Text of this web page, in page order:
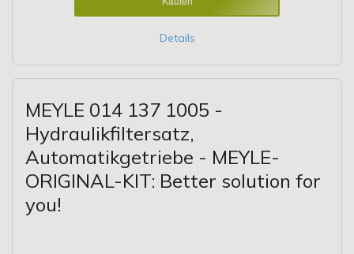
Details
MEYLE 014 137 1005 -
Hydraulikfiltersatz,
Automatikgetriebe - MEYLE-
ORIGINAL-KIT: Better solution for
you!